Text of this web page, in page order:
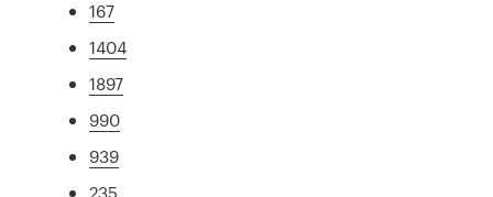
167
1404
1897
990
939
235